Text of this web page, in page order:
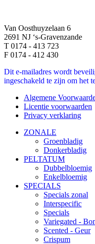
Van Oosthuyzelaan 6
2691 NJ ‘s-Gravenzande
T 0174 - 413 723
F 0174 - 412 430
Dit e-mailadres wordt
ingeschakeld te zijn om het
Algemene
Licentie voorwaarden
Privacy verklaring
ZONALE
Groenbladig
Donkerbladig
PELTATUM
Dubbelbloemig
Enkelbloemig
SPECIALS
Specials zonal
Interspecific
Specials
Variegated -
Scented - Geur
Crispum